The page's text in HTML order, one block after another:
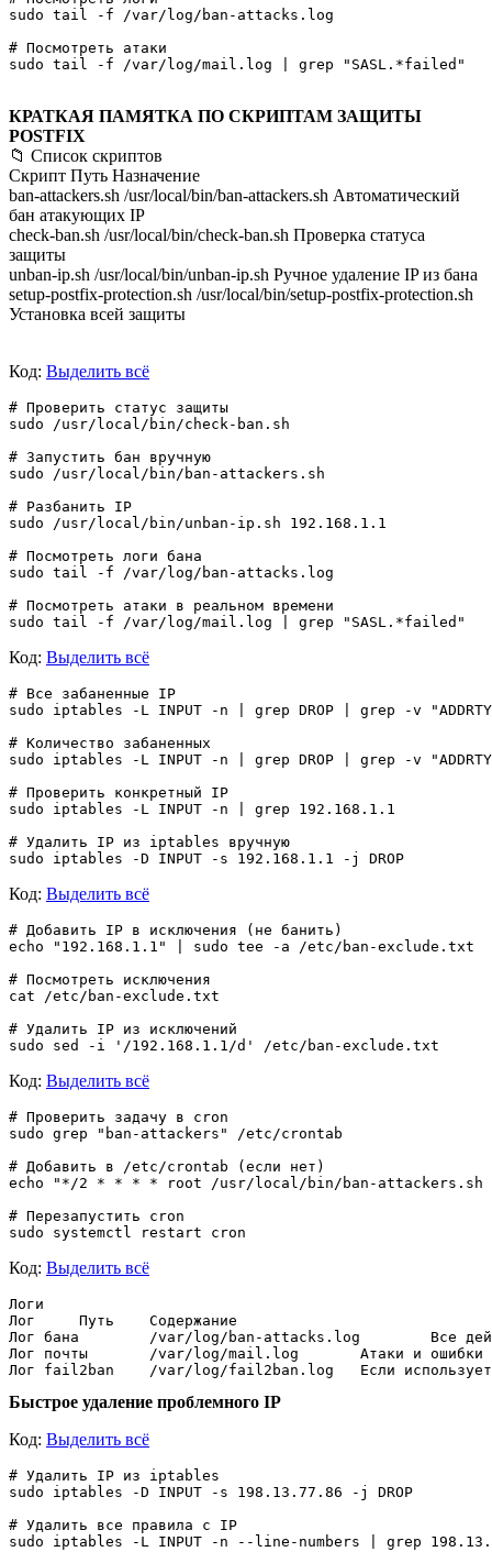
sudo tail -f /var/log/ban-attacks.log
# Посмотреть атаки
КРАТКАЯ ПАМЯТКА ПО СКРИПТАМ ЗАЩИТЫ
POSTFIX
📁 Список скриптов
Скрипт Путь Назначение
ban-attackers.sh /usr/local/bin/ban-attackers.sh Автоматический
бан атакующих IP
check-ban.sh /usr/local/bin/check-ban.sh Проверка статуса
защиты
unban-ip.sh /usr/local/bin/unban-ip.sh Ручное удаление IP из бана
setup-postfix-protection.sh /usr/local/bin/setup-postfix-protection.sh
Установка всей защиты
Код: Выделить всё
# Проверить статус защиты
sudo /usr/local/bin/check-ban.sh
# Запустить бан вручную
sudo /usr/local/bin/ban-attackers.sh
# Разбанить IP
sudo /usr/local/bin/unban-ip.sh 192.168.1.1
# Посмотреть логи бана
sudo tail -f /var/log/ban-attacks.log
# Посмотреть атаки в реальном времени
Код: Выделить всё
# Все забаненные IP
sudo iptables -L INPUT -n | grep DROP | grep -v
# Количество забаненных
sudo iptables -L INPUT -n | grep DROP | grep -v
# Проверить конкретный IP
sudo iptables -L INPUT -n | grep 192.168.1.1
# Удалить IP из iptables вручную
Код: Выделить всё
# Добавить IP в исключения (не банить)
echo "192.168.1.1" | sudo tee -a /etc/ban-exclude.txt
# Посмотреть исключения
cat /etc/ban-exclude.txt
# Удалить IP из исключений
Код: Выделить всё
# Проверить задачу в cron
sudo grep "ban-attackers" /etc/crontab
# Добавить в /etc/crontab (если нет)
echo "*/2 * * * * root /usr/local/bin/ban-attackers.sh
# Перезапустить cron
Код: Выделить всё
Логи
Лог	Путь	Содержание
Лог бана	/var/log/ban-attacks.log	Все действия скрипта бана
Лог почты	/var/log/mail.log	Атаки и ошибки Postfix
Быстрое удаление проблемного IP
Код: Выделить всё
# Удалить IP из iptables
sudo iptables -D INPUT -s 198.13.77.86 -j DROP
# Удалить все правила с IP
sudo iptables -L INPUT -n --line-numbers | grep